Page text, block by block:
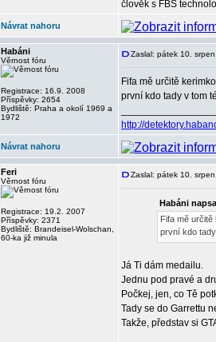
člověk s FBS
Návrat nahoru
Habáni
Věrnost fóru
Registrace: 16.9. 2008
Příspěvky: 2654
Bydliště: Praha a okolí 1969 a
1972
Zaslal: pátek 10.
Fifa mě určitě
první kdo tady v tom
http://
Návrat nahoru
Feri
Věrnost fóru
Registrace: 19.2. 2007
Příspěvky: 2371
Bydliště: Brandeisel-Wolschan,
60-ka již minula
Zaslal: pátek 10.
Habáni
Fifa mě
první kdo
Já Ti dám medailu.
Jednu pod pravé a
Počkej, jen, co Tě
Tady se do Garrettu
Takže, představ si